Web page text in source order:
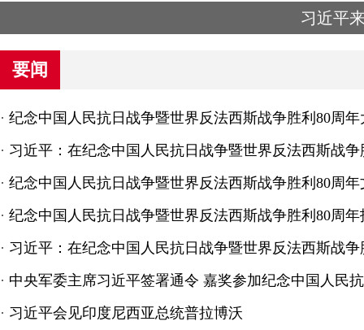
习近平
要闻
· 纪念中国人民抗日战争暨世界反法西斯战争胜利80周
· 习近平：在纪念中国人民抗日战争暨世界反法西斯战
· 纪念中国人民抗日战争暨世界反法西斯战争胜利80周
· 纪念中国人民抗日战争暨世界反法西斯战争胜利80周
· 习近平：在纪念中国人民抗日战争暨世界反法西斯战
· 中央军委主席习近平签署通令 嘉奖参加纪念中国人民
· 习近平会见印度尼西亚总统普拉博沃